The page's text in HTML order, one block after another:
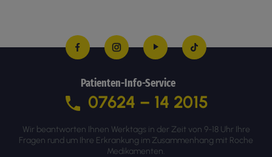
Patienten-Info-Service
07624 – 14 2015
Wir beantworten Ihnen Werktags in der Zeit von 9-18 Uhr Ihre
Fragen rund um Ihre Erkrankung im Zusammenhang mit Roche
Medikamenten.